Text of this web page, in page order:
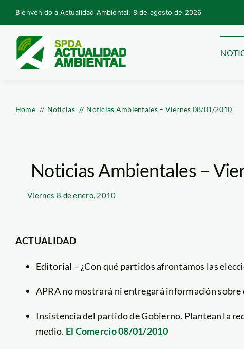
Skip
to
content
Bienvenido a Actualidad Ambiental: 8 de agosto de 2026
Home Noticias Noticias Ambientales – Viernes 08/01/2010
Noticias Ambientales –
Viernes 8 de enero, 2010
ACTUALIDAD
Editorial – ¿Con qué partidos afrontamos las
APRA no mostrará ni entregará información
Insistencia del partido de Gobierno. Plantean la
medio. El Comercio 08/01/2010